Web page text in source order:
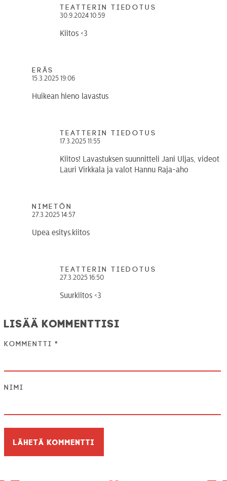
teatterin tiedotus
30.9.2024 10:59
Kiitos <3
Eräs
15.3.2025 19:06
Huikean hieno lavastus
teatterin tiedotus
17.3.2025 11:55
Kiitos! Lavastuksen suunnitteli Jani Uljas, videot
Lauri Virkkala ja valot Hannu Raja-aho
Nimetön
27.3.2025 14:57
Upea esitys.kiitos
teatterin tiedotus
27.3.2025 16:50
Suurkiitos <3
Lisää kommenttisi
Kommentti *
Nimi